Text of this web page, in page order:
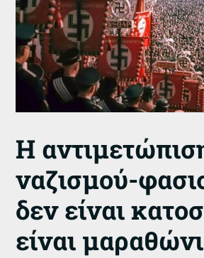
Η
ναζισμού-
δεν είναι
είναι